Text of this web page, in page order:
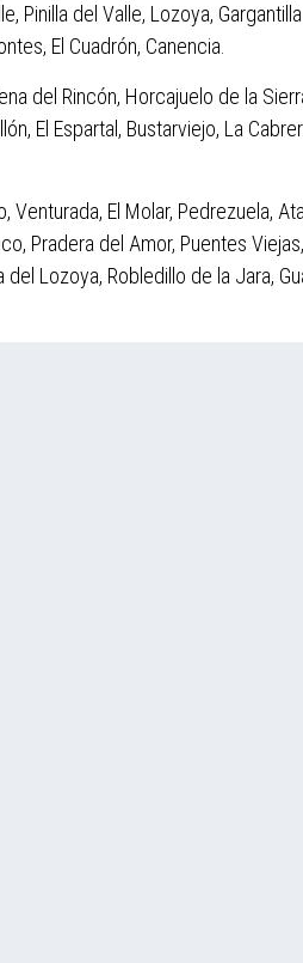
Pinilla del Valle, Lozoya, Gargantilla
El Cuadrón, Canencia.
del Rincón, Horcajuelo de la
El Espartal, Bustarviejo, La
El Molar, Pedrezuela,
Pradera del Amor, Puentes Viejas,
Lozoya, Robledillo de la Jara,